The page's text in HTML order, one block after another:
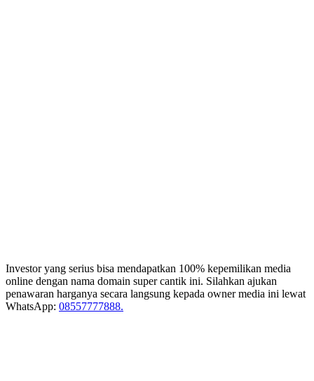
Investor yang serius bisa mendapatkan 100% kepemilikan media
online dengan nama domain super cantik ini. Silahkan ajukan
penawaran harganya secara langsung kepada owner media ini lewat
WhatsApp: 08557777888.